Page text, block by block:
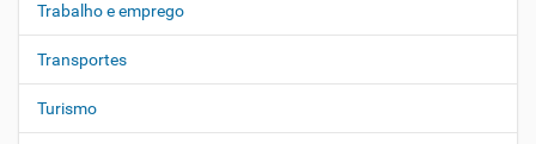
Trabalho e emprego
Transportes
Turismo